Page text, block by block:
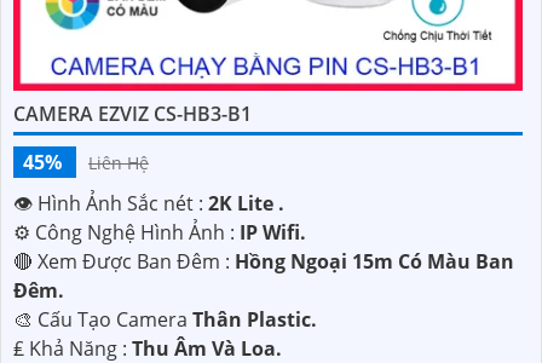
CAMERA EZVIZ CS-HB3-B1
45%
Liên Hệ
👁 Hình Ảnh Sắc nét : 2K Lite .
⚙ Công Nghệ Hình Ảnh : IP Wifi.
🔴 Xem Được Ban Đêm : Hồng Ngoại 15m Có Màu Ban
Ðêm.
🎨 Cấu Tạo Camera Thân Plastic.
️₤ Khả Năng : Thu Âm Và Loa.